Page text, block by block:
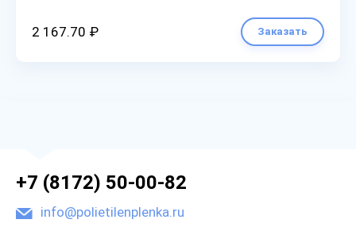
2 167.70 ₽ Заказать
+7 (8172) 50-00-82
info@polietilenplenka.ru